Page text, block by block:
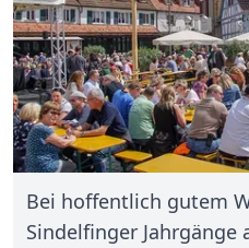
Bei hoffentlich gutem
Sindelfinger